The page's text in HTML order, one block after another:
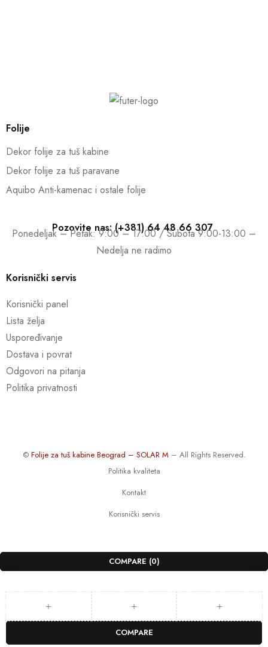
Folije
Dekor folije za tuš kabine
Dekor folije za tuš paravane
Aquibo Anti-kamenac i ostale folije
Pozovite nas: (+381) 64 48 66 307
Ponedeljak – Petak: 9:00 – 17:00 / Subota 9:00-13:00 –
Nedelja ne radimo
Korisnički servis
Korisnički panel
Lista želja
Uspoređivanje
Dostava i povrat
Odgovori na pitanja
Politika privatnosti
© Folije za tuš kabine Beograd – SOLAR M – All Rights Reserved.
Politika kvaliteta
Kontakt
Korisnički servis
COMPARE (0)
COMPARE